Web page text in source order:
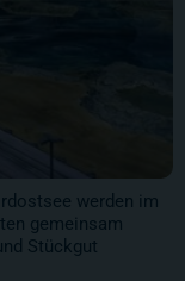
werden im
gemeinsam
Stückgut